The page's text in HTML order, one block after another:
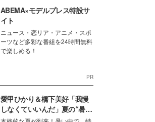
ABEMA×モデルプレス特設サ
イト
ニュース・恋リア・アニメ・スポ
ーツなど多彩な番組を24時間無料
で楽しめる！
PR
愛甲ひかり＆橋下美好「我慢
しなくていいんだ」夏の“暑さ
対策”の新しい選択肢とは？